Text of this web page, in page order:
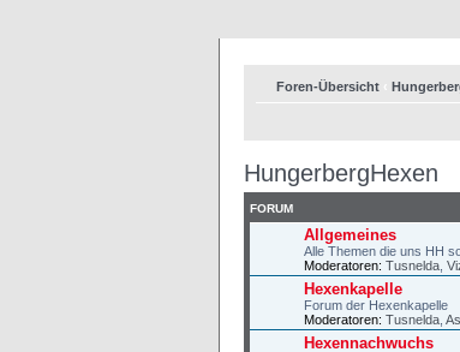
Foren-Übersicht
HungerbergHexen
FORUM
Allgemeines
Alle Themen die uns HH
Moderatoren: Tusnelda
Hexenkapelle
Forum der Hexenkapelle
Moderatoren: Tusnelda
Hexennachwuchs